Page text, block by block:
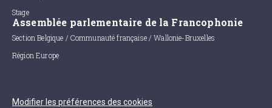
Stage
Assemblée parlementaire de la Francophonie
Section Belgique / Communauté française / Wallonie-Bruxelles
Région Europe
Modifier les préférences des cookies